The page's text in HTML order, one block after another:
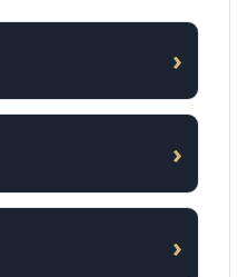
›
›
›